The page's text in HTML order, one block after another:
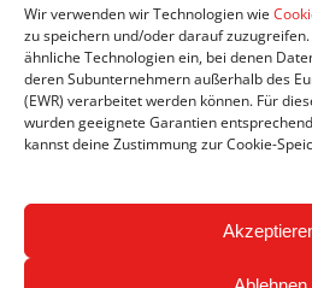
Wir verwenden wir Technologien wie
zu speichern und/oder darauf
ähnliche Technologien ein, bei denen
deren Subunternehmern außerhalb des
(EWR) verarbeitet werden können. Für
wurden geeignete Garantien
kannst deine Zustimmung zur Cookie-